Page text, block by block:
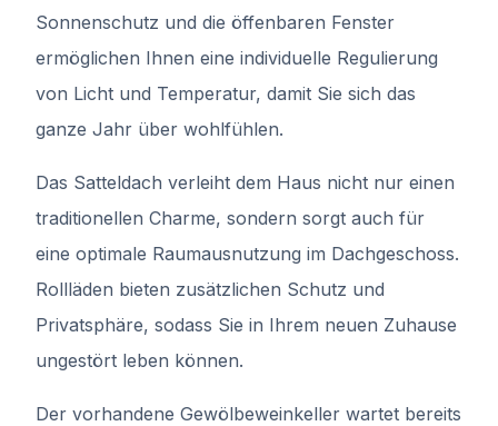
Sonnenschutz und die öffenbaren Fenster
ermöglichen Ihnen eine individuelle Regulierung
von Licht und Temperatur, damit Sie sich das
ganze Jahr über wohlfühlen.
Das Satteldach verleiht dem Haus nicht nur einen
traditionellen Charme, sondern sorgt auch für
eine optimale Raumausnutzung im Dachgeschoss.
Rollläden bieten zusätzlichen Schutz und
Privatsphäre, sodass Sie in Ihrem neuen Zuhause
ungestört leben können.
Der vorhandene Gewölbeweinkeller wartet bereits